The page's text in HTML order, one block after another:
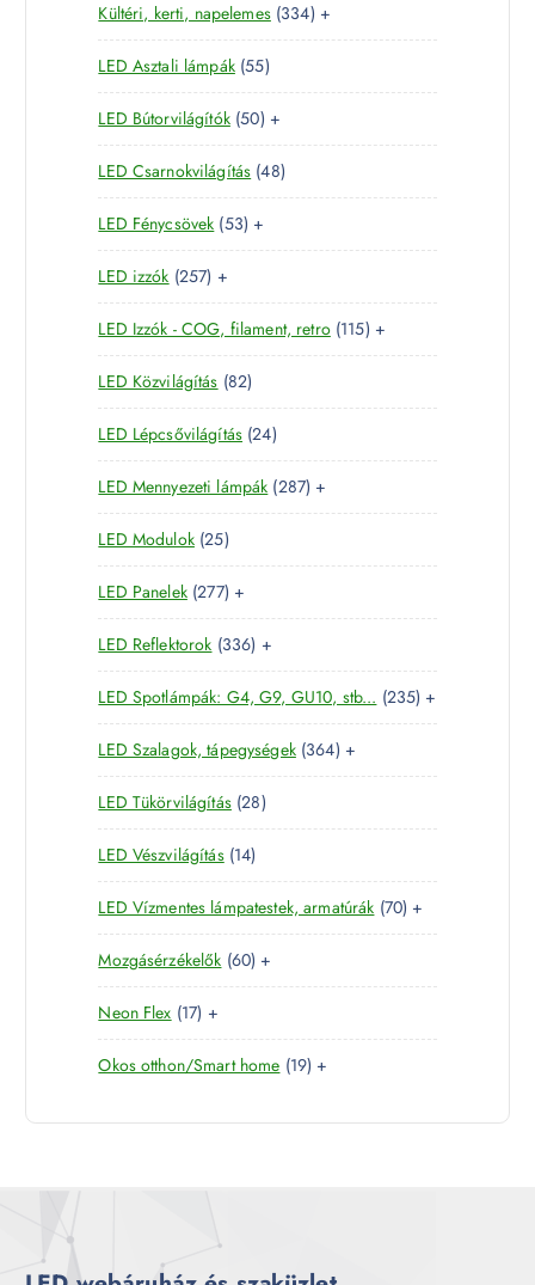
k
é
k
r
m
é
k
8
t
e
r
m
é
k
Kültéri, kerti, napelemes 3343
3
t
r
é
+
LED Asztali lámpák 555
5
t
e
r
m
k
LED Bútorvilágítók 505
0
t
e
r
m
k
+
LED Csarnokvilágítás 484
8
e
m
é
k
LED Fénycsövek 535
3
e
r
m
é
k
+
LED izzók 2572
5
7
t
e
r
m
é
k
+
LED Izzók - COG, filament, retro 1151
1
t
r
é
+
LED Közvilágítás 828
2
t
e
r
m
k
LED Lépcsővilágítás 242
4
t
e
m
k
LED Mennyezeti lámpák 2872
8
t
r
é
k
+
LED Modulok 252
5
t
e
r
m
é
k
LED Panelek 2772
7
7
t
e
r
m
é
k
+
LED Reflektorok 3363
3
6
t
e
r
m
é
k
+
LED Spotlámpák: G4, G9, GU10, stb... 2352
3
t
r
é
k
+
LED Szalagok, tápegységek 3643
6
t
r
m
é
+
LED Tükörvilágítás 282
8
e
r
m
é
k
LED Vészvilágítás 141
4
t
e
r
m
k
LED Vízmentes lámpatestek, armatúrák 707
0
e
m
+
Mozgásérzékelők 606
0
e
r
é
+
Neon Flex 171
7
t
r
+
Okos otthon/Smart home 191
t
+